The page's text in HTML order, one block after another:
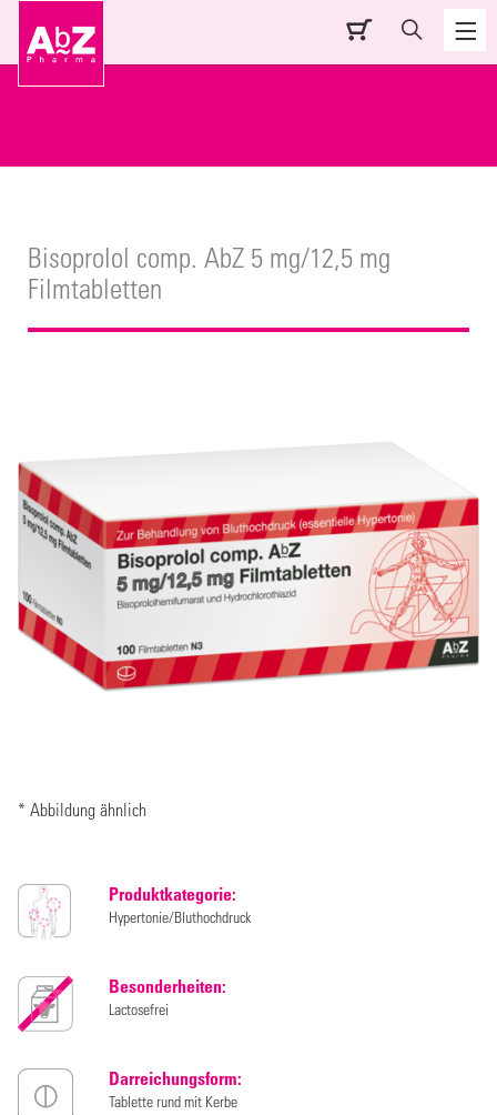
Bisoprolol comp. AbZ 5 mg/12,5 mg
Filmtabletten
* Abbildung ähnlich
Produktkategorie:
Hypertonie/Bluthochdruck
Besonderheiten:
Lactosefrei
Darreichungsform:
Tablette rund mit Kerbe